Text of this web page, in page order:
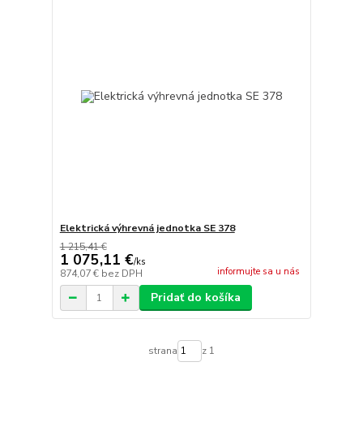
Elektrická výhrevná jednotka SE 378
1 215,41 €
1 075,11 €/ks
874,07 € bez DPH informujte sa u nás
Pridať do košíka
strana z 1